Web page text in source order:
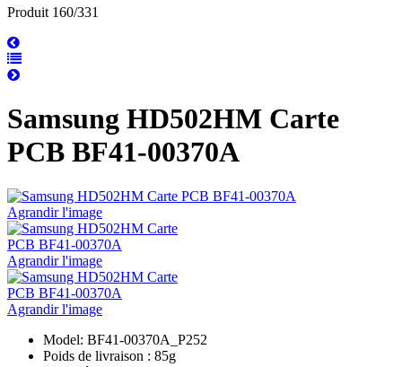
Produit 160/331
Samsung HD502HM Carte
PCB BF41-00370A
Agrandir l'image
Agrandir l'image
Agrandir l'image
Model: BF41-00370A_P252
Poids de livraison : 85g